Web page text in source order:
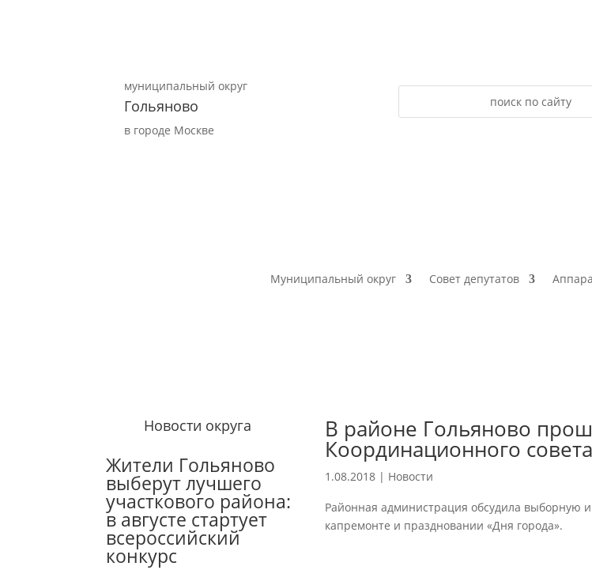
муниципальный округ
Гольяново
в городе Москве
Муниципальный округ Совет депутатов
Новости округа
Жители Гольяново
выберут лучшего
участкового района:
в августе стартует
всероссийский
конкурс
В районе Гольяново
Координационного совета
1.08.2018 | Новости
Районная администрация обсудила выборную
капремонте и праздновании «Дня города».